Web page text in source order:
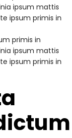
ipsum mattis
ipsum primis in
primis in
ipsum mattis
ipsum primis in